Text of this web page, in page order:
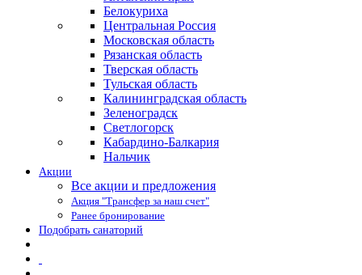
Белокуриха
Центральная Россия
Московская область
Рязанская область
Тверская область
Тульская область
Калининградская область
Зеленоградск
Светлогорск
Кабардино-Балкария
Нальчик
Акции
Все акции и предложения
Акция "Трансфер за наш счет"
Ранее бронирование
Подобрать санаторий